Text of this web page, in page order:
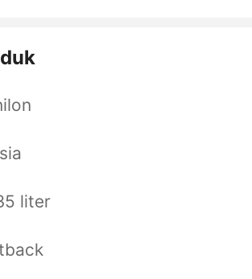
liter